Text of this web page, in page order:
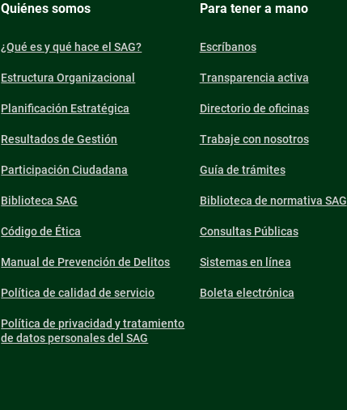
Quiénes somos
¿Qué es y qué hace el SAG?
Estructura Organizacional
Planificación Estratégica
Resultados de Gestión
Participación Ciudadana
Biblioteca SAG
Código de Ética
Manual de Prevención de Delitos
Política de calidad de servicio
Política de privacidad y tratamiento
de datos personales del SAG
Para tener a mano
Escríbanos
Transparencia activa
Directorio de oficinas
Trabaje con nosotros
Guía de trámites
Biblioteca de normativa SAG
Consultas Públicas
Sistemas en línea
Boleta electrónica